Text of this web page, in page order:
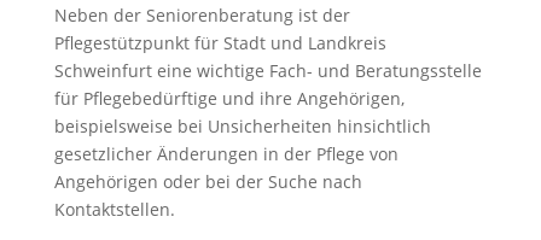
Neben der Seniorenberatung ist der
Pflegestützpunkt für Stadt und Landkreis
Schweinfurt eine wichtige Fach- und Beratungsstelle
für Pflegebedürftige und ihre Angehörigen,
beispielsweise bei Unsicherheiten hinsichtlich
gesetzlicher Änderungen in der Pflege von
Angehörigen oder bei der Suche nach
Kontaktstellen.